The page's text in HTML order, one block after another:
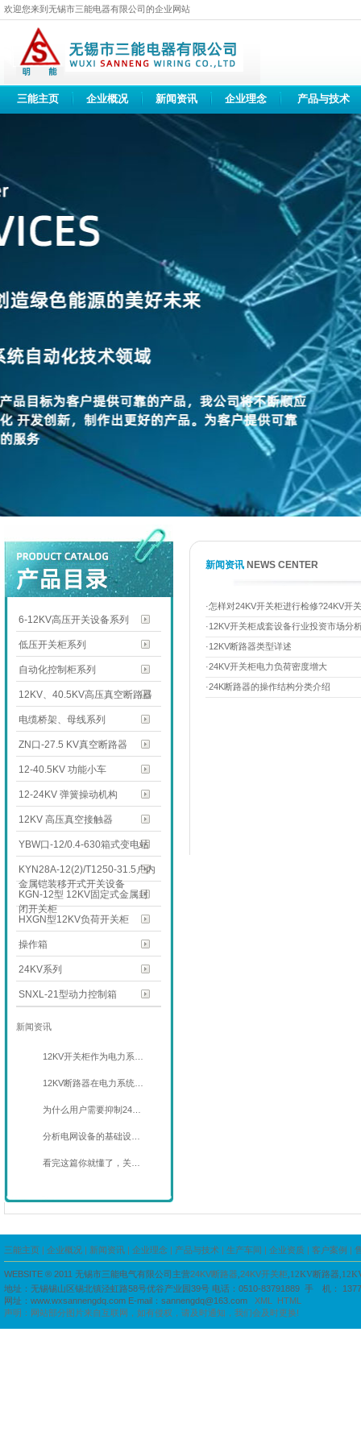
欢迎您来到无锡市三能电器有限公司的企业网站
三能主页 企业概况 新闻资讯 企业理念 产品与技术
6-12KV高压开关设备系列
低压开关柜系列
自动化控制柜系列
12KV、40.5KV高压真空断路器
电缆桥架、母线系列
ZN口-27.5 KV真空断路器
12-40.5KV 功能小车
12-24KV 弹簧操动机构
12KV 高压真空接触器
YBW口-12/0.4-630箱式变电站
KYN28A-12(2)/T1250-31.5户内
金属铠装移开式开关设备
KGN-12型 12KV固定式金属封
闭开关柜
HXGN型12KV负荷开关柜
操作箱
24KV系列
SNXL-21型动力控制箱
新闻资讯
12KV开关柜作为电力系…
12KV断路器在电力系统…
为什么用户需要抑制24…
分析电网设备的基础设…
看完这篇你就懂了，关…
新闻资讯 NEWS CENTER
·怎样对24KV开关柜进行检修?24KV开
·12KV开关柜成套设备行业投资市场分
·12KV断路器类型详述
·24KV开关柜电力负荷密度增大
·24K断路器的操作结构分类介绍
三能主页 | 企业概况 | 新闻资讯 | 企业理念 | 产品与技术 | 生产车间 | 企业资质 | 客户案例 |
WEBSITE ® 2011 无锡市三能电气有限公司主营24KV断路器 24KV开关柜 ,12KV断路器
地址： 无锡锡山区锡北镇泾虹路58号优谷产业园39号 电话： 0510-83791889 手 机：
网址： www.wxsannengdq.com E-mail： sannengdq@163.com XML
HTML
声明：网站部分图片来自互联网，如有侵权，请及时通知，我们会及时更换!